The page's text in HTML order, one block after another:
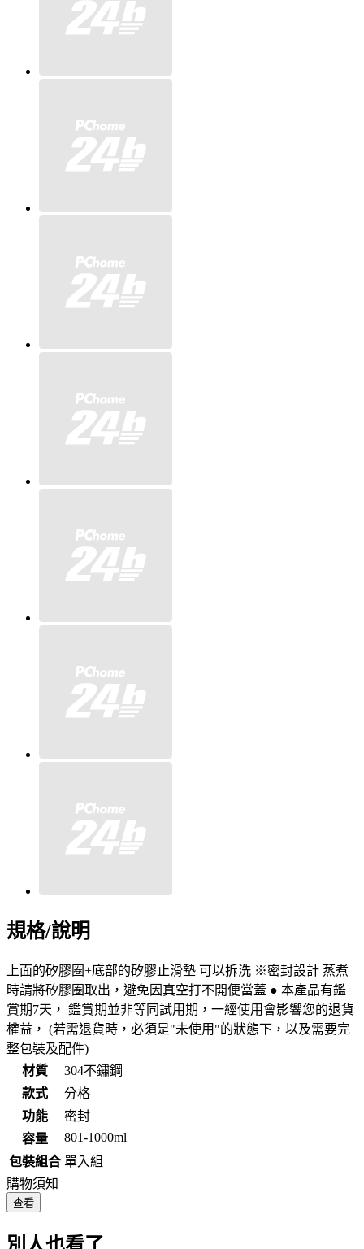
規格/說明
上面的矽膠圈+底部的矽膠止滑墊 可以拆洗 ※密封設計 蒸煮
時請將矽膠圈取出，避免因真空打不開便當蓋 ● 本產品有鑑
賞期7天， 鑑賞期並非等同試用期，一經使用會影響您的退貨
權益， (若需退貨時，必須是"未使用"的狀態下，以及需要完
整包裝及配件)
材質
304不鏽鋼
款式
分格
功能
密封
容量
801-1000ml
包裝組合 單入組
購物須知
查看
別人也看了